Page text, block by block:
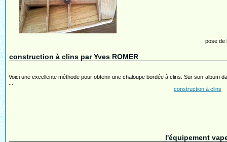
pose de
construction à clins par Yves ROMER
Voici une excellente méthode pour obtenir une chaloupe bordée à clins. Sur son album
construction à clins
l'équipement